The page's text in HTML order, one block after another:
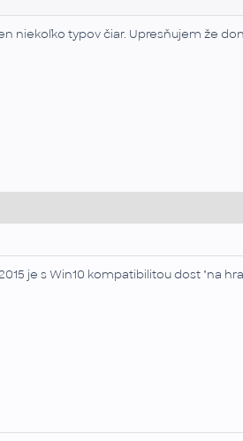
niekoľko typov čiar. Upresňujem že
je s Win10 kompatibilitou dost "na